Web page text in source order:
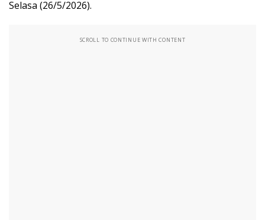
Selasa (26/5/2026).
SCROLL TO CONTINUE WITH CONTENT